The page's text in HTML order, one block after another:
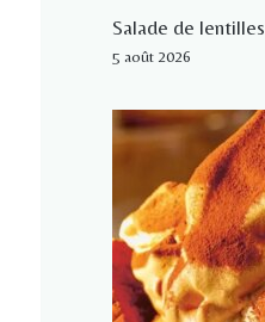
Salade de lentilles
5 août 2026